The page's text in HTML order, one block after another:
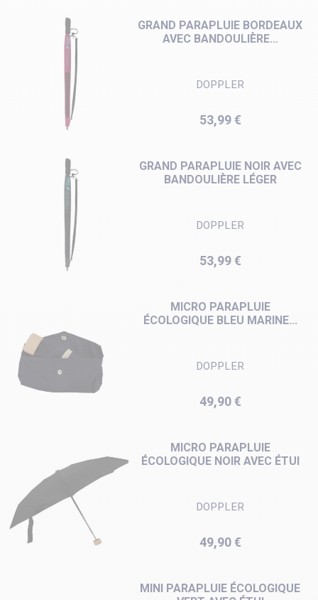
GRAND PARAPLUIE BORDEAUX
AVEC BANDOULIÈRE...
DOPPLER
Prix
53,99 €
GRAND PARAPLUIE NOIR AVEC
BANDOULIÈRE LÉGER
DOPPLER
Prix
53,99 €
MICRO PARAPLUIE
ÉCOLOGIQUE BLEU MARINE...
DOPPLER
Prix
49,90 €
MICRO PARAPLUIE
ÉCOLOGIQUE NOIR AVEC ÉTUI
DOPPLER
Prix
49,90 €
MINI PARAPLUIE ÉCOLOGIQUE